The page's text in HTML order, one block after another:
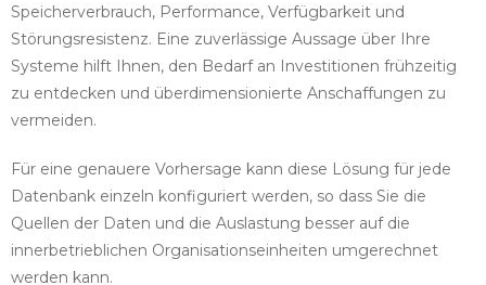
Speicherverbrauch, Performance, Verfügbarkeit und
Störungsresistenz. Eine zuverlässige Aussage über Ihre
Systeme hilft Ihnen, den Bedarf an Investitionen frühzeitig
zu entdecken und überdimensionierte Anschaffungen zu
vermeiden.
Für eine genauere Vorhersage kann diese Lösung für jede
Datenbank einzeln konfiguriert werden, so dass Sie die
Quellen der Daten und die Auslastung besser auf die
innerbetrieblichen Organisationseinheiten umgerechnet
werden kann.